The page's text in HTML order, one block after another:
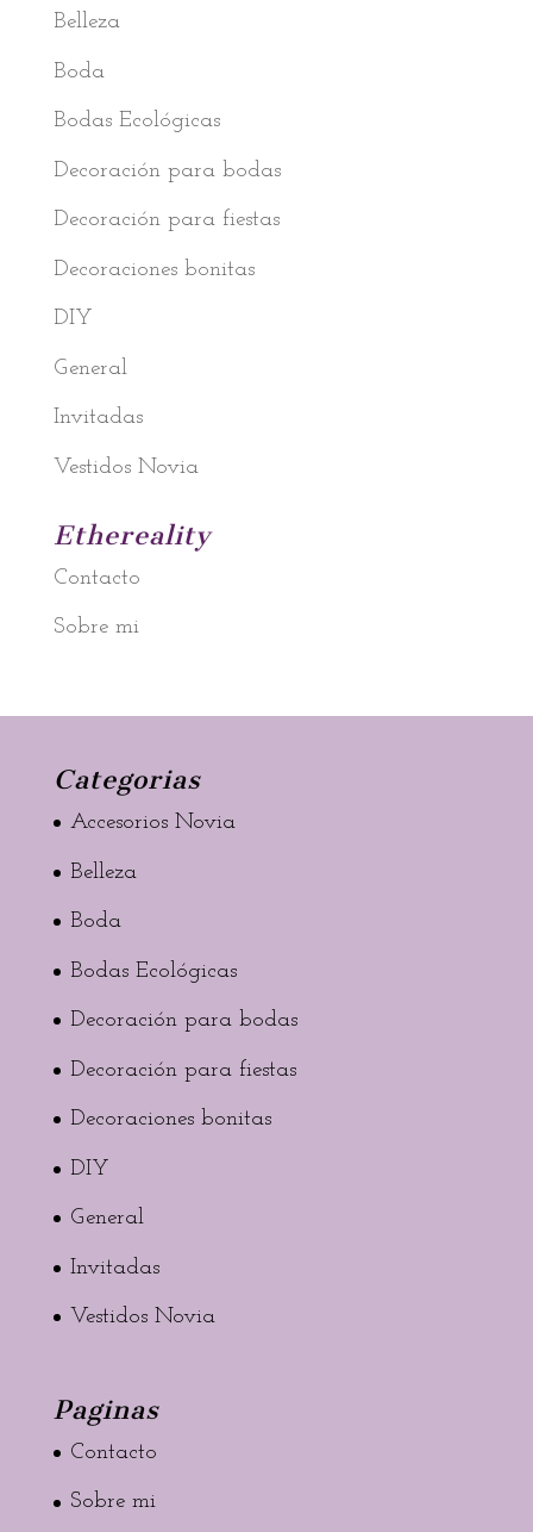
Belleza
Boda
Bodas Ecológicas
Decoración para bodas
Decoración para fiestas
Decoraciones bonitas
DIY
General
Invitadas
Vestidos Novia
Ethereality
Contacto
Sobre mi
Categorias
Accesorios Novia
Belleza
Boda
Bodas Ecológicas
Decoración para bodas
Decoración para fiestas
Decoraciones bonitas
DIY
General
Invitadas
Vestidos Novia
Paginas
Contacto
Sobre mi